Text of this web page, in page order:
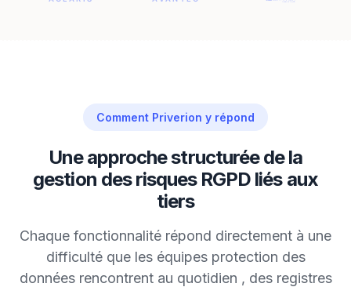
Comment Priverion y répond
Une approche structurée de la
gestion des risques RGPD liés aux
tiers
Chaque fonctionnalité répond directement à une
difficulté que les équipes protection des
données rencontrent au quotidien , des registres